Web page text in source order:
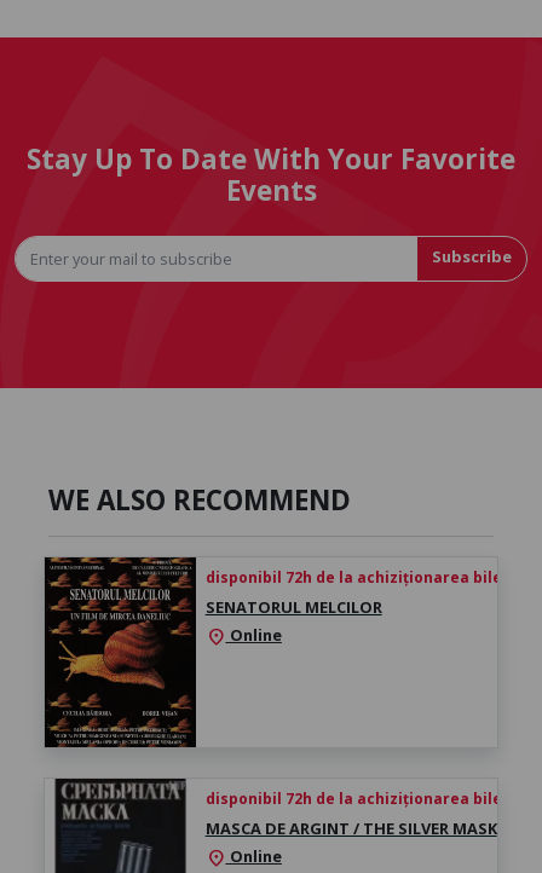
Stay Up To Date With Your Favorite
Events
Subscribe
WE ALSO RECOMMEND
disponibil 72h de la achiziționarea biletului
SENATORUL MELCILOR
location_on Online
disponibil 72h de la achiziționarea biletului
MASCA DE ARGINT / THE SILVER MASK
location_on Online